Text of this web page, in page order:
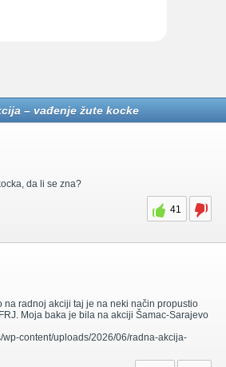
– vađenje žute kocke
da li se zna?
41
na radnoj akciji taj je na neki način propustio
Moja baka je bila na akciji Šamac-Sarajevo